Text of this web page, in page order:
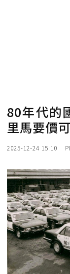
80年代的
里馬要價
2025-12-24 15:10